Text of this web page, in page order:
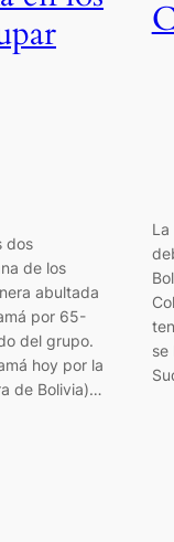
dos
de los
abultada
por 65-
del grupo.
hoy por la
de Bolivia)…
se